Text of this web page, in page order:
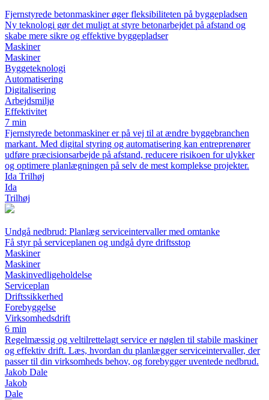
Fjernstyrede betonmaskiner øger fleksibiliteten på byggepladsen
Ny teknologi gør det muligt at styre betonarbejdet på afstand og
skabe mere sikre og effektive byggepladser
Maskiner
Maskiner
Byggeteknologi
Automatisering
Digitalisering
Arbejdsmiljø
Effektivitet
7 min
Fjernstyrede betonmaskiner er på vej til at ændre byggebranchen
markant. Med digital styring og automatisering kan entreprenører
udføre præcisionsarbejde på afstand, reducere risikoen for ulykker
og optimere planlægningen på selv de mest komplekse projekter.
Ida Trilhøj
Ida
Trilhøj
Undgå nedbrud: Planlæg serviceintervaller med omtanke
Få styr på serviceplanen og undgå dyre driftsstop
Maskiner
Maskiner
Maskinvedligeholdelse
Serviceplan
Driftssikkerhed
Forebyggelse
Virksomhedsdrift
6 min
Regelmæssig og veltilrettelagt service er nøglen til stabile maskiner
og effektiv drift. Læs, hvordan du planlægger serviceintervaller, der
passer til din virksomheds behov, og forebygger uventede nedbrud.
Jakob Dale
Jakob
Dale